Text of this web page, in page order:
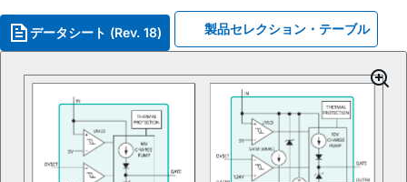
データシート (Rev. 18) 製品セレクション・テーブル